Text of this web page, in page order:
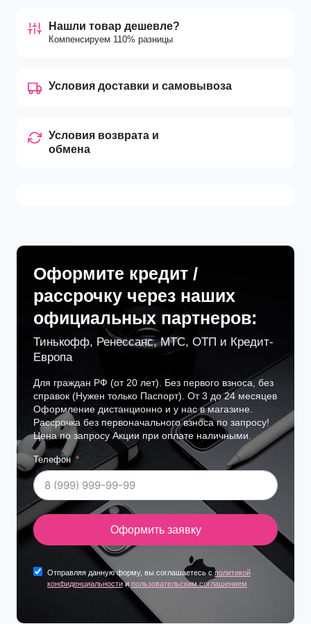
Нашли товар дешевле?
Компенсируем 110% разницы
Условия доставки и самовывоза
Условия возврата и
обмена
Оформите кредит /
рассрочку через наших
официальных партнеров:
Тинькофф, Ренессанс, МТС, ОТП и Кредит-
Европа
Для граждан РФ (от 20 лет). Без первого взноса, без
справок (Нужен только Паспорт). От 3 до 24 месяцев
Оформление дистанционно и у нас в магазине.
Рассрочка без первоначального взноса по запросу!
Цена по запросу Акции при оплате наличными.
Телефон
Оформить заявку
Отправляя данную форму, вы соглашаетесь сполитикой
конфиденциальностии пользовательским соглашением